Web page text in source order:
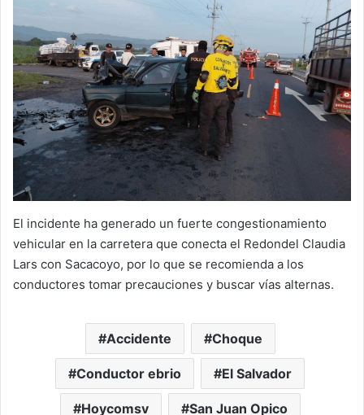
El incidente ha generado un fuerte congestionamiento
vehicular en la carretera que conecta el Redondel Claudia
Lars con Sacacoyo, por lo que se recomienda a los
conductores tomar precauciones y buscar vías alternas.
Accidente Choque
Conductor ebrio El Salvador
Hoycomsv San Juan Opico